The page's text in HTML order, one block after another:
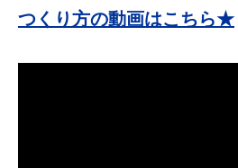
つくり方の動画はこちら★